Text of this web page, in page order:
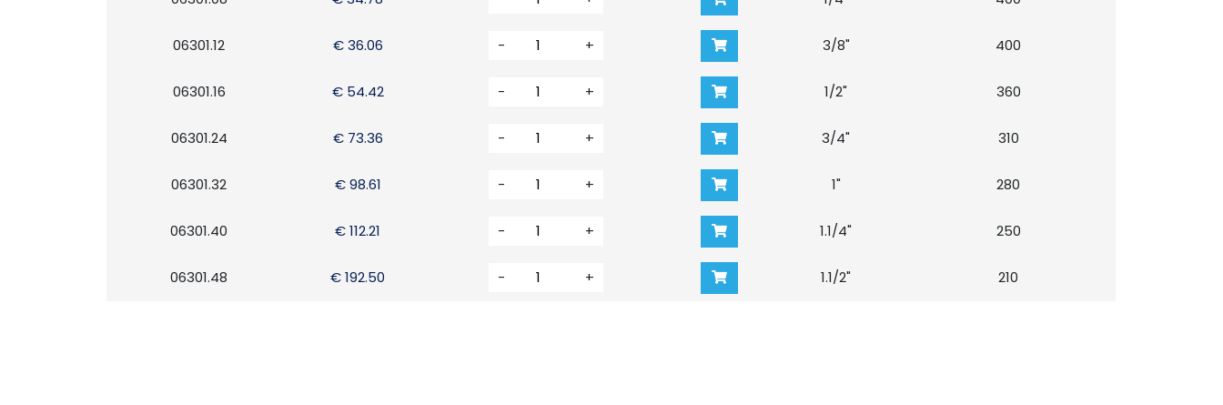
06301.12 € 36.06 - + 3/8" 400
06301.16 € 54.42 - + 1/2" 360
06301.24 € 73.36 - + 3/4" 310
06301.32 € 98.61 - + 1" 280
06301.40 € 112.21 - + 1.1/4" 250
06301.48 € 192.50 - + 1.1/2" 210